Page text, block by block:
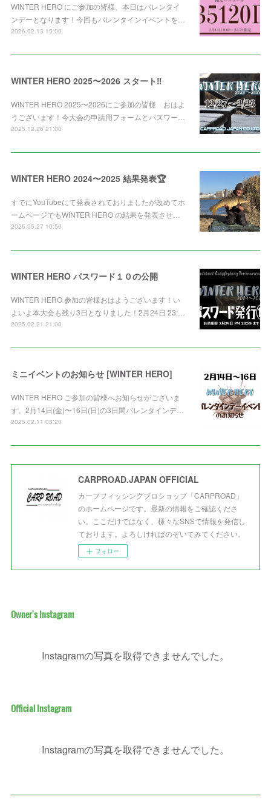
WINTER HERO にご参加の皆様、本日はバレンタイ
ンデーとなります！今回もバレンタインイベントを…
2026.02.13 15:00
WINTER HERO 2025〜2026 スタート‼️
WINTER HERO 2025〜2026にご参加の皆様 おはよ
うございます！今大会の申請用フォームとパスワー…
2025.12.26 21:00
WINTER HERO 2024〜2025 結果発表🏆
すでにYouTubeにて発表されておりましたが改めてホ
ームページでもWINTER HERO の結果を発表させ…
2025.05.27 10:50
WINTER HERO パスワード１０の公開
WINTER HERO 参加の皆様おはようございます！い
よいよ本大会も残り3日となりました！2月24日 23:…
2025.02.21 21:00
ミニイベントのお知らせ [WINTER HERO]
WINTER HERO ご参加の皆様へお知らせがございま
す。2月14日(金)〜16日(日)の3日間バレンタインデ…
2025.02.11 03:20
CARPROAD.JAPAN OFFICIAL
カープフィッシングプロショップ「CARPROAD」
のホームページです。最新の情報をご確認くださ
い。ここだけではなく、様々なSNSで情報を発信し
ております。よろしければのぞいてみてください。
フォロー
Owner's Instagram
Instagramの写真を取得できませんでした。
Official Instagram
Instagramの写真を取得できませんでした。